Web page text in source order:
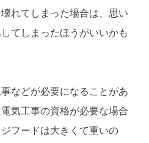
れてしまった場合は、思い
てしまったほうがいいかも
などが必要になることがあ
気工事の資格が必要な場合
フードは大きくて重いの